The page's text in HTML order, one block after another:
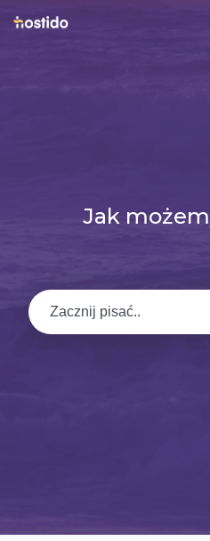
Jak